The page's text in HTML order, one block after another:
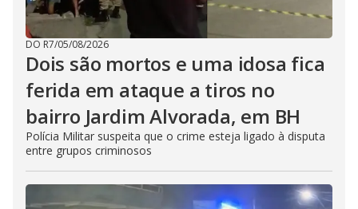
DO R7/05/08/2026
Dois são mortos e uma idosa fica
ferida em ataque a tiros no
bairro Jardim Alvorada, em BH
Polícia Militar suspeita que o crime esteja ligado à disputa
entre grupos criminosos